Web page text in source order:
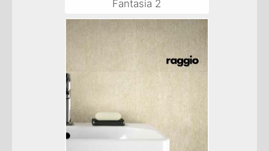
Fantasia 2